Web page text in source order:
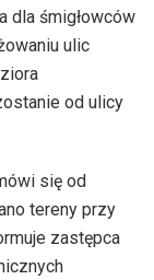
dla śmigłowców
ulic
od ulicy
się od
tereny przy
zastępca